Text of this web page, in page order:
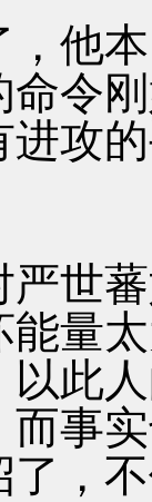
本
令
进攻
世蕃
量
此
事
了，